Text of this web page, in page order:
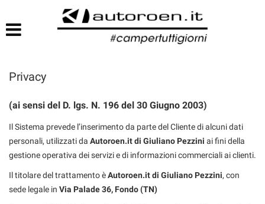
Privacy
(ai sensi del D. lgs. N. 196 del 30 Giugno 2003)
Il Sistema prevede l’inserimento da parte del Cliente di alcuni dati
personali, utilizzati da Autoroen.it di Giuliano Pezzini ai fini della
gestione operativa dei servizi e di informazioni commerciali ai clienti.
Il titolare del trattamento èAutoroen.it di Giuliano Pezzini, con
sede legale in Via Palade 36, Fondo (TN)